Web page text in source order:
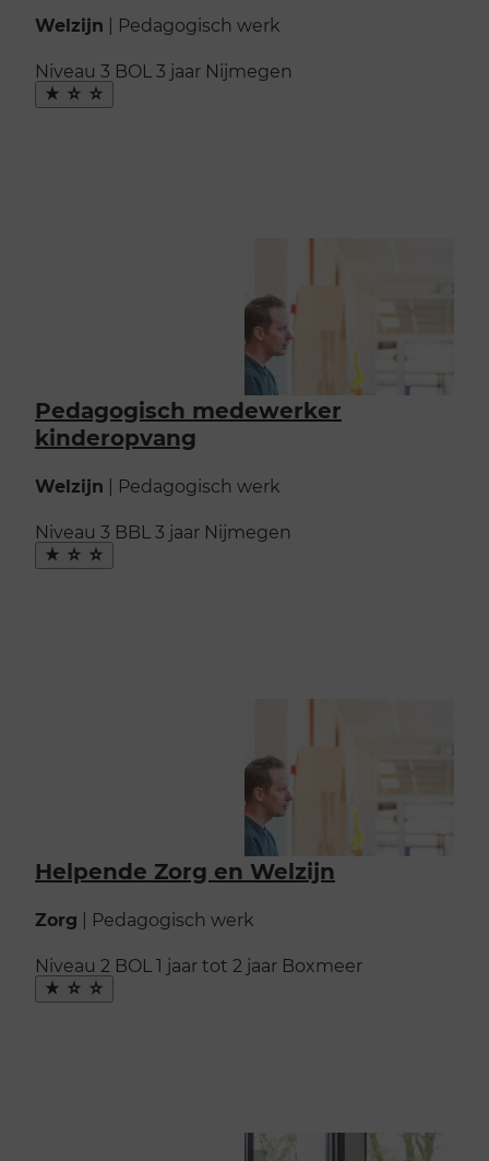
Welzijn | Pedagogisch werk
Niveau 3 BOL 3 jaar Nijmegen
Maak
favoriet
Pedagogisch medewerker
kinderopvang
Welzijn | Pedagogisch werk
Niveau 3 BBL 3 jaar Nijmegen
Maak
favoriet
Helpende Zorg en Welzijn
Zorg | Pedagogisch werk
Niveau 2 BOL 1 jaar tot 2 jaar Boxmeer
Maak
favoriet